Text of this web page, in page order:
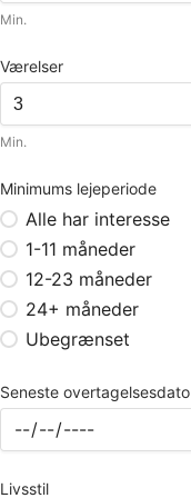
Min.
Værelser
Min.
Minimums lejeperiode
Alle har interesse
1-11 måneder
12-23 måneder
24+ måneder
Ubegrænset
Seneste overtagelsesdato
Livsstil